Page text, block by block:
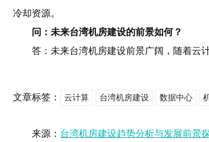
冷却资源。
问：未来台湾机房建设的前景如何？
答：未来台湾机房建设前景广阔，随着云
文章标签： 云计算 台湾机房建设 数据中心
来源： 台湾机房建设趋势分析与发展前景